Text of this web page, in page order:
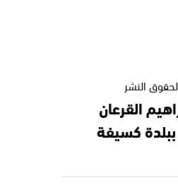
القرعان
كسيفة